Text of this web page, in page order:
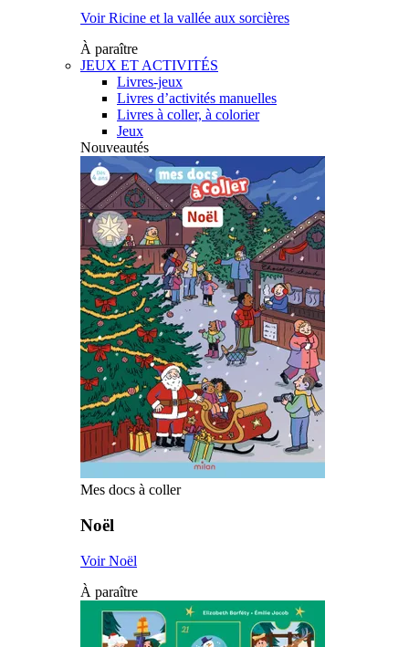
Voir Ricine et la vallée aux sorcières
À paraître
JEUX ET ACTIVITÉS
Livres-jeux
Livres d’activités manuelles
Livres à coller, à colorier
Jeux
Nouveautés
Mes docs à coller
Noël
Voir Noël
À paraître